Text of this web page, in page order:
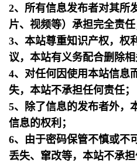
2、所有信息发布者对其所
片、视频等）承担完全责任
3、本站尊重知识产权，权
议，本站有义务配合删除相
4、对任何因使用本站信息
失，本站不承担任何责任；
5、除了信息的发布者外，
信息的权利；
6、由于密码保管不慎或不
丢失、窜改等，本站不承担